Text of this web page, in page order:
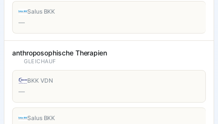
Salus BKK
—
anthroposophische Therapien
GLEICHAUF
BKK VDN
—
Salus BKK